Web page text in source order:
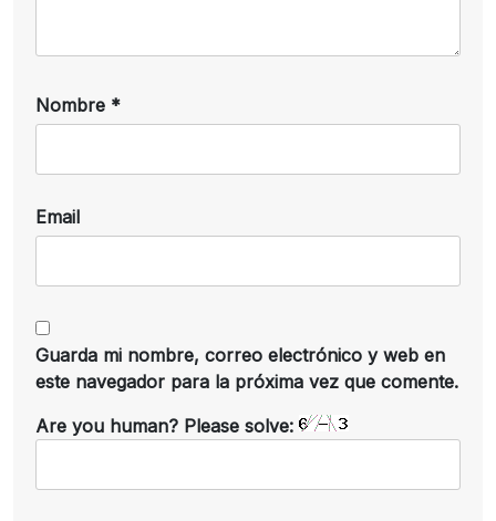
Nombre *
Email
Guarda mi nombre, correo electrónico y web en
este navegador para la próxima vez que comente.
Are you human? Please solve: